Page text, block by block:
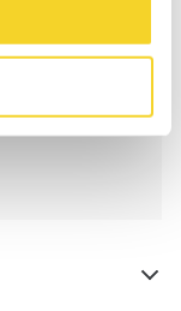
12:00 uur
verzonden
€ 50,- binnen